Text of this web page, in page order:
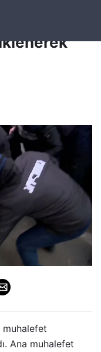
baskın:
muhalefet
Ana muhalefet